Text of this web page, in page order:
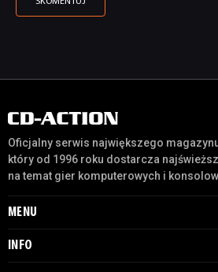
Oficjalny serwis największego
który od 1996 roku dostarcza
na temat gier komputerowych i
MENU
INFO